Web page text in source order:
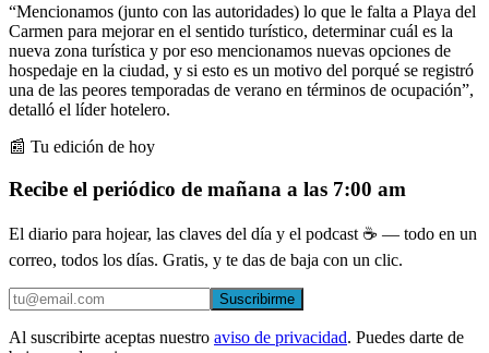
“Mencionamos (junto con las autoridades) lo que le falta a Playa del
Carmen para mejorar en el sentido turístico, determinar cuál es la
nueva zona turística y por eso mencionamos nuevas opciones de
hospedaje en la ciudad, y si esto es un motivo del porqué se registró
una de las peores temporadas de verano en términos de ocupación”,
detalló el líder hotelero.
📰 Tu edición de hoy
Recibe el periódico de mañana a las 7:00 am
El diario para hojear, las claves del día y el podcast ☕ — todo en un
correo, todos los días. Gratis, y te das de baja con un clic.
Suscribirme
Al suscribirte aceptas nuestro aviso de privacidad. Puedes darte de